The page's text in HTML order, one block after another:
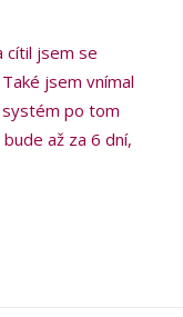
cítil jsem se
jsem vnímal
systém po tom
až za 6 dní,